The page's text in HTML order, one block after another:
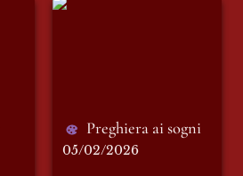
Preghiera ai sogni
Preghiera ai sogni
05/02/2026